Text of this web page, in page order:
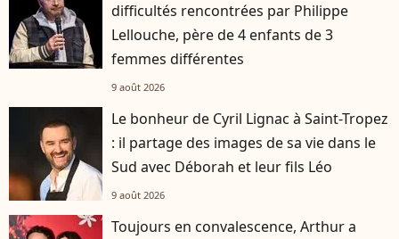
difficultés rencontrées par Philippe
Lellouche, père de 4 enfants de 3
femmes différentes
9 août 2026
Le bonheur de Cyril Lignac à Saint-Tropez
: il partage des images de sa vie dans le
Sud avec Déborah et leur fils Léo
9 août 2026
Toujours en convalescence, Arthur a